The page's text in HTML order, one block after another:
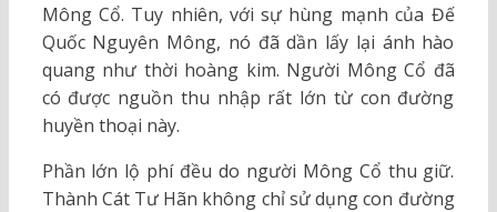
Mông Cổ. Tuy nhiên, với sự hùng mạnh của Đế
Quốc Nguyên Mông, nó đã dần lấy lại ánh hào
quang như thời hoàng kim. Người Mông Cổ đã
có được nguồn thu nhập rất lớn từ con đường
huyền thoại này.
Phần lớn lộ phí đều do người Mông Cổ thu giữ.
Thành Cát Tư Hãn không chỉ sử dụng con đường